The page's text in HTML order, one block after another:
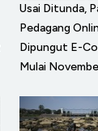
Usai Ditunda,
Pedagang
Dipungut E-
Mulai